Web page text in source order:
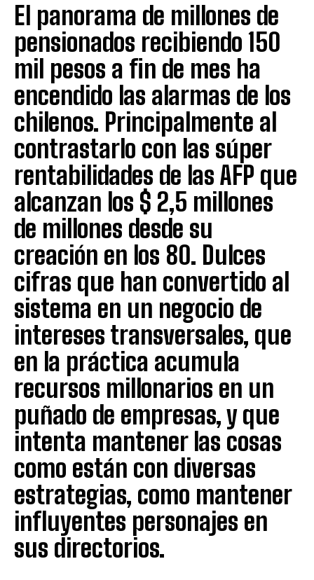
El panorama de millones de
pensionados recibiendo 150
mil pesos a fin de mes ha
encendido las alarmas de los
chilenos. Principalmente al
contrastarlo con las súper
rentabilidades de las AFP que
alcanzan los $ 2,5 millones
de millones desde su
creación en los 80. Dulces
cifras que han convertido al
sistema en un negocio de
intereses transversales, que
en la práctica acumula
recursos millonarios en un
puñado de empresas, y que
intenta mantener las cosas
como están con diversas
estrategias, como mantener
influyentes personajes en
sus directorios.